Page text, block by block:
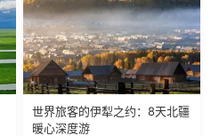
世界旅客的伊犁之约：8天北疆
暖心深度游